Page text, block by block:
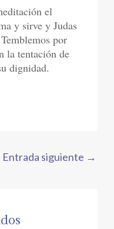
el
y sirve y Judas
por
la tentación de
dignidad.
Entrada siguiente →